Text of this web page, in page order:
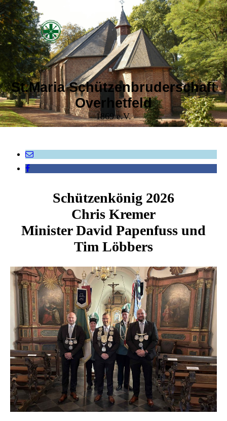
St.Maria Schützenbruderschaft
Overhetfeld
1869 e.V.
Schützenkönig 2026
Chris Kremer
Minister David Papenfuss und
Tim Löbbers